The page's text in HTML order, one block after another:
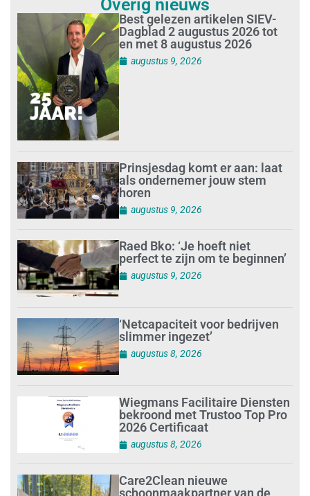
Overig nieuws
Best gelezen artikelen SIEV-
Dagblad 2 augustus 2026 tot
en met 8 augustus 2026
augustus 9, 2026
Prinsjesdag komt er aan: laat
als ondernemer jouw stem
horen
augustus 9, 2026
Raed Bko: ‘Je hoeft niet
perfect te zijn om te beginnen’
augustus 9, 2026
‘Netcapaciteit voor bedrijven
slimmer ingezet’
augustus 8, 2026
Wiegmans Facilitaire Diensten
bekroond met Trustoo Top Pro
2026 Certificaat
augustus 8, 2026
Care2Clean nieuwe
schoonmaakpartner van de